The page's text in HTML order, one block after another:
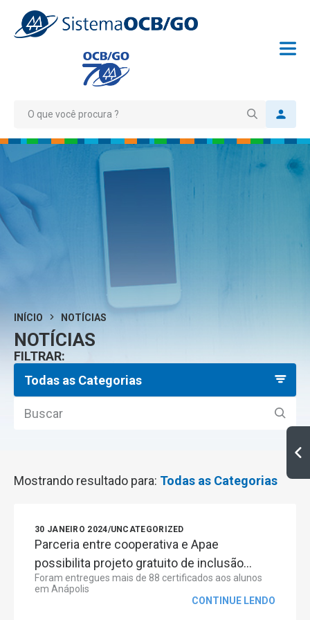
INÍCIO NOTÍCIAS
NOTÍCIAS
FILTRAR:
Todas as Categorias
Mostrando resultado para: Todas as Categorias
30 JANEIRO 2024/UNCATEGORIZED
Parceria entre cooperativa e Apae
possibilita projeto gratuito de inclusão...
Foram entregues mais de 88 certificados aos alunos
em Anápolis
CONTINUE LENDO